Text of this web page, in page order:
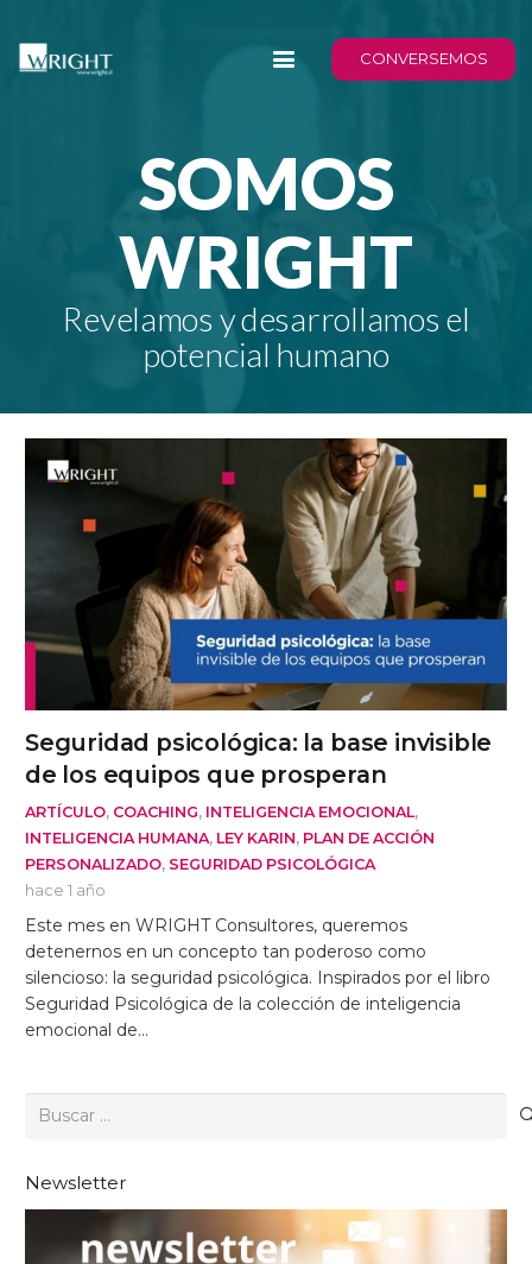
CONVERSEMOS
SOMOS
WRIGHT
Revelamos y desarrollamos el
potencial humano
Seguridad psicológica: la base invisible
de los equipos que prosperan
ARTÍCULO, COACHING, INTELIGENCIA EMOCIONAL,
INTELIGENCIA HUMANA, LEY KARIN, PLAN DE ACCIÓN
PERSONALIZADO, SEGURIDAD PSICOLÓGICA
hace 1 año
Este mes en WRIGHT Consultores, queremos
detenernos en un concepto tan poderoso como
silencioso: la seguridad psicológica. Inspirados por el libro
Seguridad Psicológica de la colección de inteligencia
emocional de…
Buscar:
Newsletter